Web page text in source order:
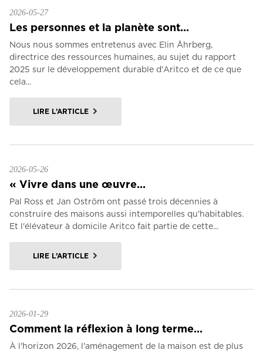
2026-05-27
Les personnes et la planète sont...
Nous nous sommes entretenus avec Elin Åhrberg,
directrice des ressources humaines, au sujet du rapport
2025 sur le développement durable d'Aritco et de ce que
cela...
LIRE L’ARTICLE
2026-05-26
« Vivre dans une œuvre...
Pal Ross et Jan Oström ont passé trois décennies à
construire des maisons aussi intemporelles qu'habitables.
Et l'élévateur à domicile Aritco fait partie de cette...
LIRE L’ARTICLE
2026-01-29
Comment la réflexion à long terme...
À l'horizon 2026, l'aménagement de la maison est de plus